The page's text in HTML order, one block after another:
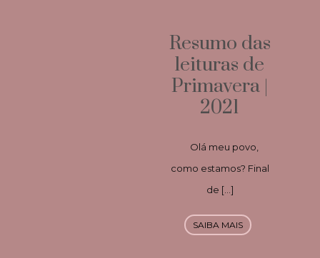
Resumo das
leituras de
Primavera |
2021
Olá meu povo,
como estamos? Final
de […]
SAIBA MAIS